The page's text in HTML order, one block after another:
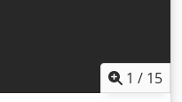
1 / 15